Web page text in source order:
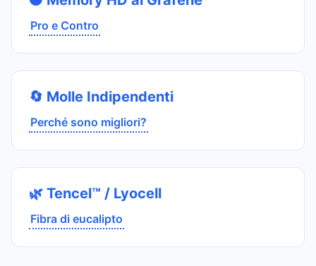
Pro e Contro
🔄 Molle Indipendenti
Perché sono migliori?
🌿 Tencel™ / Lyocell
Fibra di eucalipto